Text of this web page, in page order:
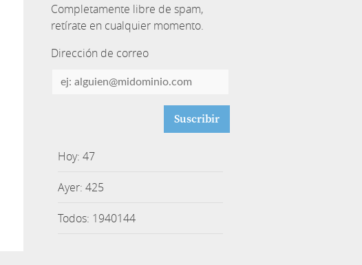
Completamente libre de spam,
retírate en cualquier momento.
Dirección de correo
Dirección
Hoy: 47
Ayer: 425
Todos: 1940144